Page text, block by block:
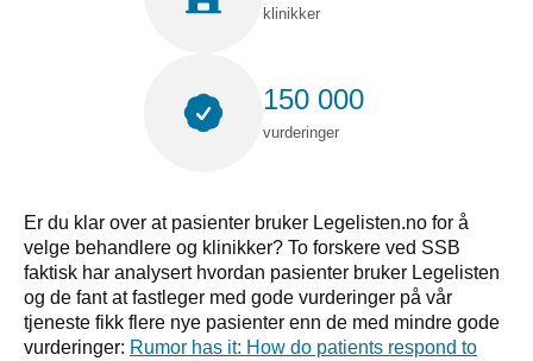
klinikker
150 000
vurderinger
Er du klar over at pasienter bruker Legelisten.no for å
velge behandlere og klinikker? To forskere ved SSB
faktisk har analysert hvordan pasienter bruker Legelisten
og de fant at fastleger med gode vurderinger på vår
tjeneste fikk flere nye pasienter enn de med mindre gode
vurderinger: Rumor has it: How do patients respond to